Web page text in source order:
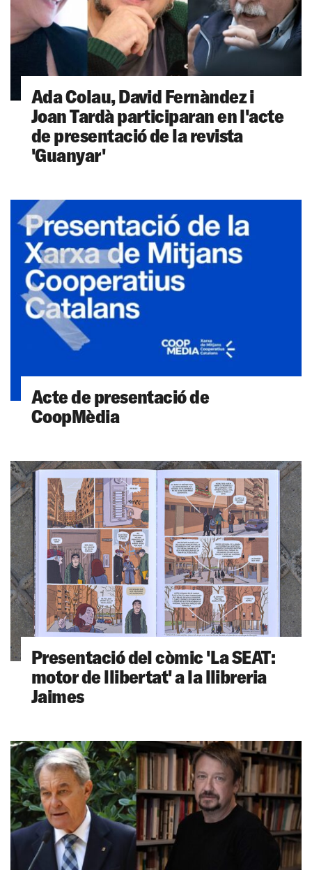
Ada Colau, David Fernàndez i
Joan Tardà participaran en l'acte
de presentació de la revista
'Guanyar'
Acte de presentació de
CoopMèdia
Presentació del còmic 'La SEAT:
motor de llibertat' a la llibreria
Jaimes